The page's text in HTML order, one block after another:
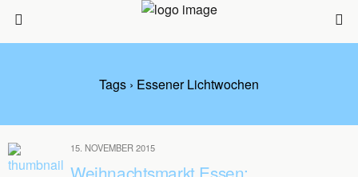
Tags › Essener Lichtwochen
15. NOVEMBER 2015
Weihnachtsmarkt Essen: